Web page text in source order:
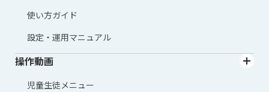
使い方ガイド
設定・運用マニュアル
操作動画
児童生徒メニュー